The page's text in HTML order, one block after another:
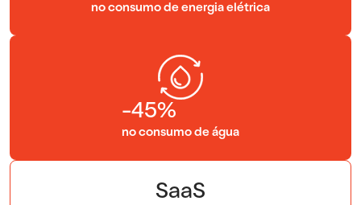
no consumo de energia elétrica
-45%
no consumo de água
SaaS